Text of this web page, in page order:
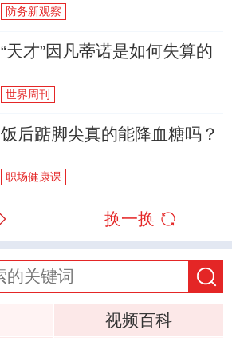
防务新观察
“天才”因凡蒂诺是如何失算的
世界周刊
饭后踮脚尖真的能降血糖吗？
职场健康课
换一换
视频百科